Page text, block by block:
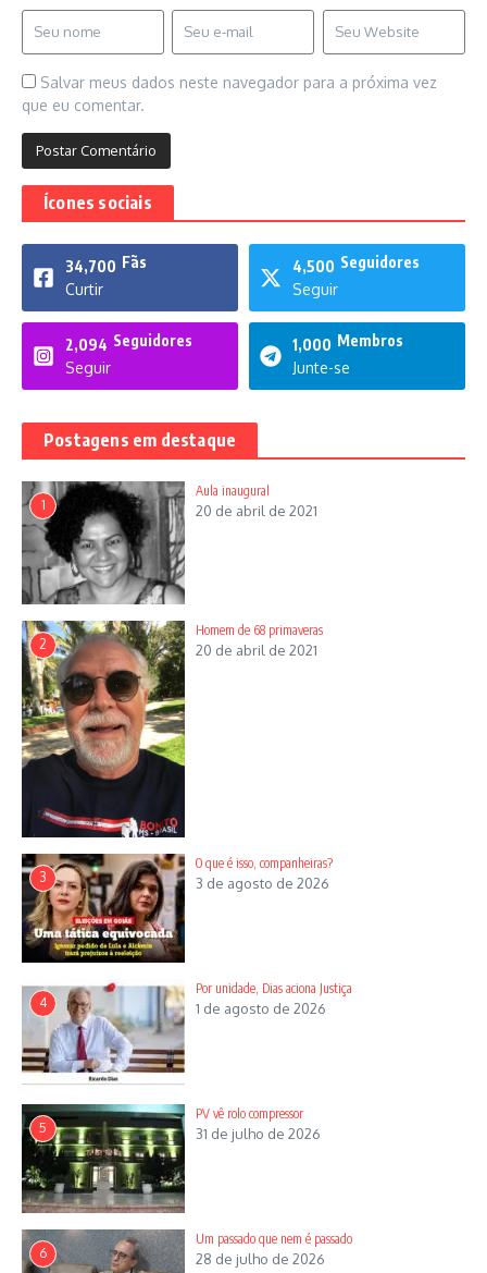
Salvar meus dados neste navegador para a próxima vez
que eu comentar.
Ícones sociais
34,700 Fãs
Curtir
4,500 Seguidores
Seguir
2,094 Seguidores
Seguir
1,000 Membros
Junte-se
Postagens em destaque
1
Aula inaugural
20 de abril de 2021
2
Homem de 68 primaveras
20 de abril de 2021
3
O que é isso, companheiras?
3 de agosto de 2026
4
Por unidade, Dias aciona Justiça
1 de agosto de 2026
5
PV vê rolo compressor
31 de julho de 2026
6
Um passado que nem é passado
28 de julho de 2026